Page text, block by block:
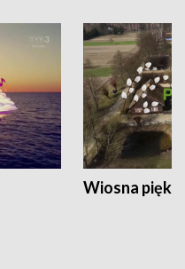
Wiosna